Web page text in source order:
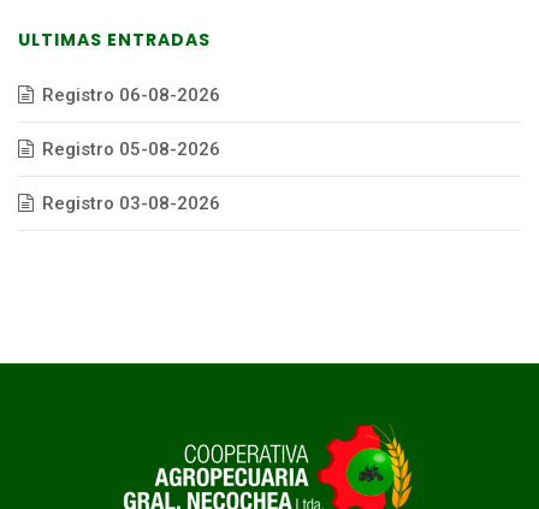
ULTIMAS ENTRADAS
Registro 06-08-2026
Registro 05-08-2026
Registro 03-08-2026